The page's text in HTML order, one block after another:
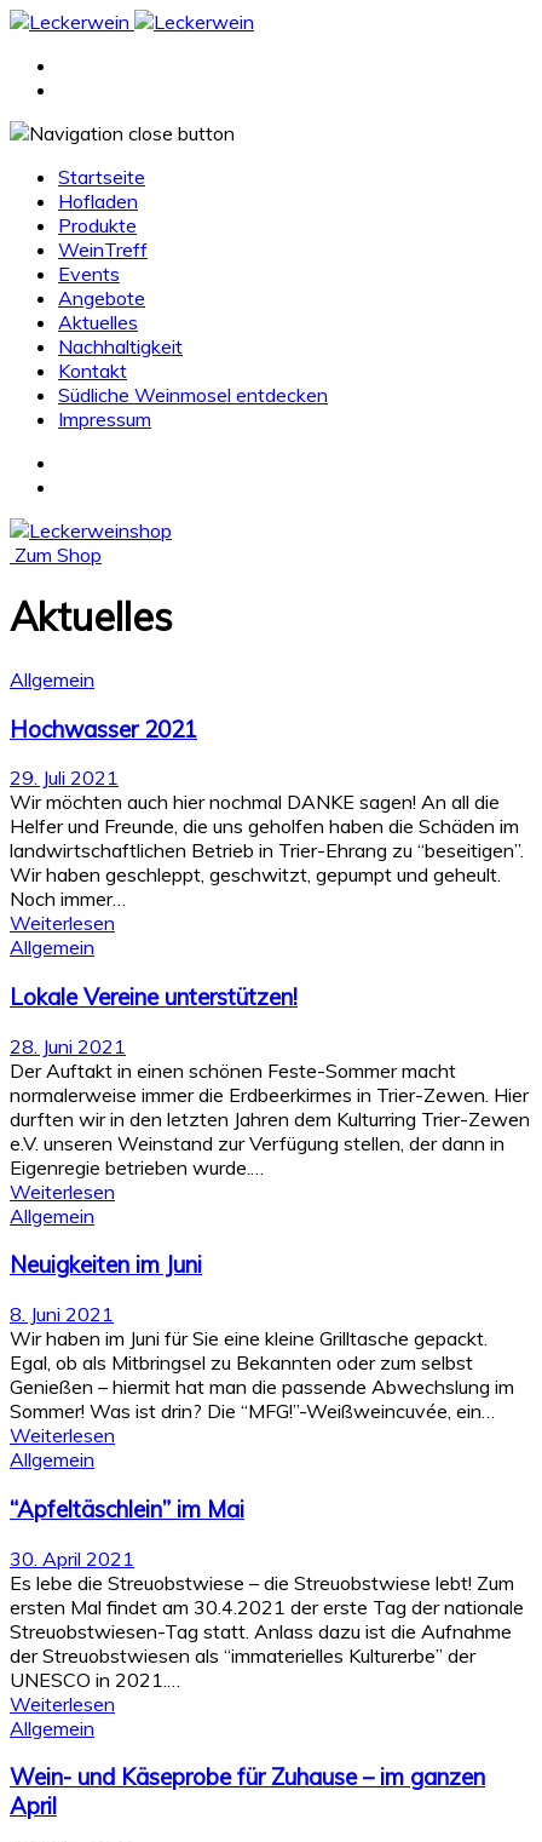
Startseite
Hofladen
Produkte
WeinTreff
Events
Angebote
Aktuelles
Nachhaltigkeit
Kontakt
Südliche Weinmosel entdecken
Impressum
Zum Shop
Aktuelles
Allgemein
Hochwasser 2021
29. Juli 2021
Wir möchten auch hier nochmal DANKE sagen! An all die
Helfer und Freunde, die uns geholfen haben die Schäden im
landwirtschaftlichen Betrieb in Trier-Ehrang zu “beseitigen”.
Wir haben geschleppt, geschwitzt, gepumpt und geheult.
Noch immer…
Weiterlesen
Allgemein
Lokale Vereine unterstützen!
28. Juni 2021
Der Auftakt in einen schönen Feste-Sommer macht
normalerweise immer die Erdbeerkirmes in Trier-Zewen. Hier
durften wir in den letzten Jahren dem Kulturring Trier-Zewen
e.V. unseren Weinstand zur Verfügung stellen, der dann in
Eigenregie betrieben wurde.…
Weiterlesen
Allgemein
Neuigkeiten im Juni
8. Juni 2021
Wir haben im Juni für Sie eine kleine Grilltasche gepackt.
Egal, ob als Mitbringsel zu Bekannten oder zum selbst
Genießen – hiermit hat man die passende Abwechslung im
Sommer! Was ist drin? Die “MFG!”-Weißweincuvée, ein…
Weiterlesen
Allgemein
“Apfeltäschlein” im Mai
30. April 2021
Es lebe die Streuobstwiese – die Streuobstwiese lebt! Zum
ersten Mal findet am 30.4.2021 der erste Tag der nationale
Streuobstwiesen-Tag statt. Anlass dazu ist die Aufnahme
der Streuobstwiesen als “immaterielles Kulturerbe” der
UNESCO in 2021.…
Weiterlesen
Allgemein
Wein- und Käseprobe für Zuhause – im ganzen
April